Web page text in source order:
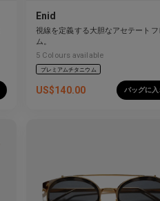
Enid
視線を定義する大胆なアセテートフ
ム。
5 Colours available
プレミアムチタニウム
US$140.00 バッグに入